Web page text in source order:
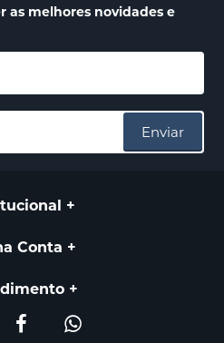
as melhores novidadese
Enviar
Conta